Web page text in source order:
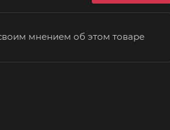
мнением об этом товаре